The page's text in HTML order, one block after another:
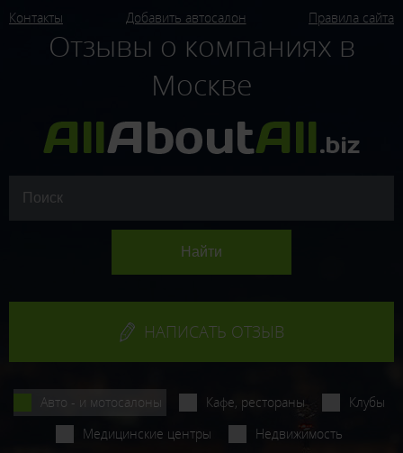
Контакты Добавить автосалон Правила сайта
Отзывы о компаниях в
Москве
НАПИСАТЬ ОТЗЫВ
Авто - и мотосалоны Кафе, рестораны
Клубы
Медицинские центры
Недвижимость